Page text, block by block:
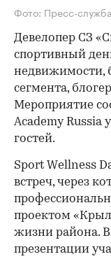
Фото: Пресс-
Девелопер СЗ
спортивный
недвижимости,
сегмента,
Мероприятие
Academy Russia
гостей.
Sport Wellness
встреч, через
проектом
жизни района.
презентации